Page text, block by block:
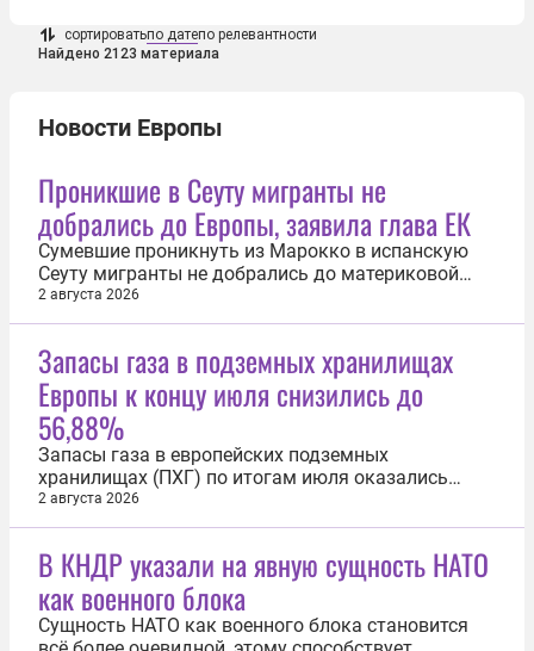
сортироватьпо датепо релевантности
Найдено 2123 материала
Новости Европы
Проникшие в Сеуту мигранты не
добрались до Европы, заявила глава ЕК
Сумевшие проникнуть из Марокко в испанскую
Сеуту мигранты не добрались до материковой
части Испании или других стран Евросоюза. Об
этом заявила глава Еврокомиссии Урсула фон дер
подавляющее большинство тех, кто прибыл
нелегально, вернулись в Марокко...
2 августа 2026
Запасы газа в подземных хранилищах
Европы к концу июля снизились до
56,88%
Запасы газа в европейских подземных
хранилищах (ПХГ) по итогам июля оказались
близки к историческому минимуму. Об этом со
ссылкой на данные Gas Infrastructure Europe (GIE) 2
сильная жара и снижение поставок сжиженного
природного газа. Чистая разница между...
2 августа 2026
В КНДР указали на явную сущность НАТО
как военного блока
Сущность НАТО как военного блока становится